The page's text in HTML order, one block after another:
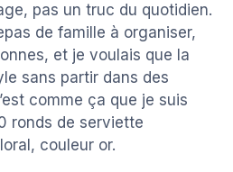
pas un truc du quotidien.
de famille à organiser,
et je voulais que la
sans partir dans des
comme ça que je suis
ronds de serviette
couleur or.